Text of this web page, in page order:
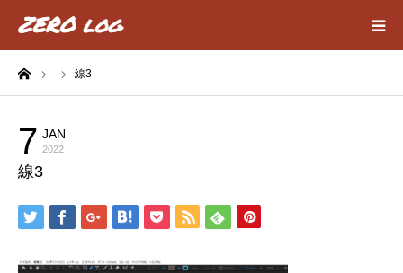
線3
7 JAN
2022
線3
HOME
Webデザイン
about